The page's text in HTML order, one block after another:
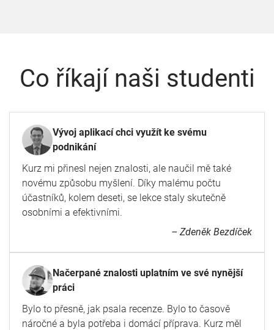
Co říkají naši studenti
Vývoj aplikací chci využít ke svému
podnikání
Kurz mi přinesl nejen znalosti, ale naučil mě také
novému způsobu myšlení. Díky malému počtu
účastníků, kolem deseti, se lekce staly skutečně
osobními a efektivními.
– Zdeněk Bezdíček
Načerpané znalosti uplatním ve své nynější
práci
Bylo to přesně, jak psala recenze. Bylo to časově
náročné a byla potřeba i domácí příprava. Kurz měl